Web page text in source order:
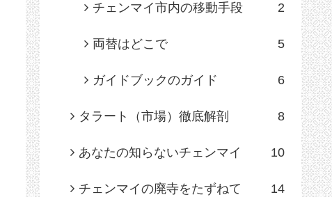
チェンマイ市内の移動手段 2
両替はどこで 5
ガイドブックのガイド 6
タラート（市場）徹底解剖 8
あなたの知らないチェンマイ 10
チェンマイの廃寺をたずねて 14